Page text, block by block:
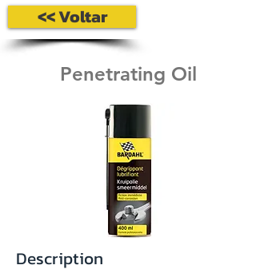
<< Voltar
Penetrating Oil
Description